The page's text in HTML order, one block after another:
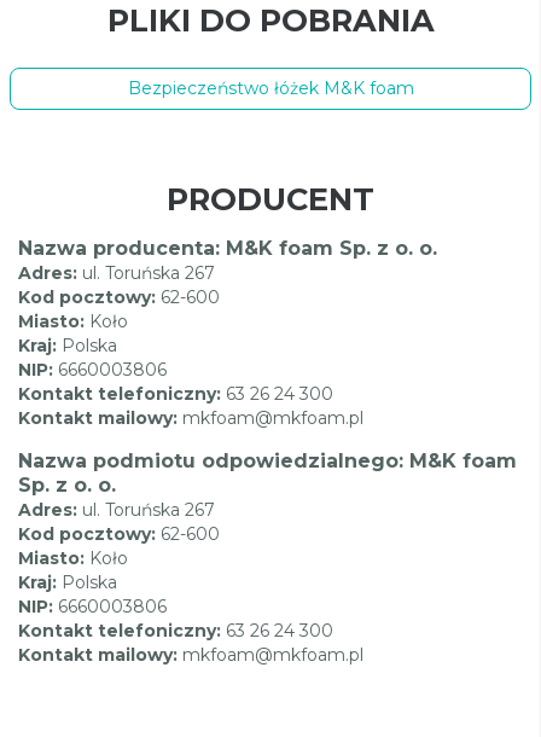
PLIKI DO POBRANIA
Bezpieczeństwo łóżek M&K foam
PRODUCENT
Nazwa producenta: M&K foam Sp. z o. o.
Adres: ul. Toruńska 267
Kod pocztowy: 62-600
Miasto: Koło
Kraj: Polska
NIP: 6660003806
Kontakt telefoniczny: 63 26 24 300
Kontakt mailowy: mkfoam@mkfoam.pl
Nazwa podmiotu odpowiedzialnego: M&K foam
Sp. z o. o.
Adres: ul. Toruńska 267
Kod pocztowy: 62-600
Miasto: Koło
Kraj: Polska
NIP: 6660003806
Kontakt telefoniczny: 63 26 24 300
Kontakt mailowy: mkfoam@mkfoam.pl